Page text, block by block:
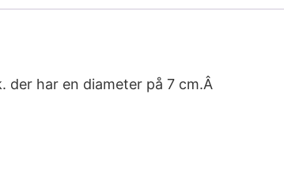
der har en diameter på 7 cm.Â